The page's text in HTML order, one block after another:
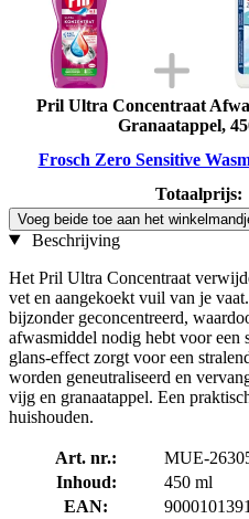
Pril Ultra Concentraat
Granaatappel,
Frosch Zero Sensitive
Totaalprijs:
Voeg beide toe aan het
Beschrijving
Het Pril Ultra Concentraat
vet en aangekoekt vuil van je
bijzonder geconcentreerd,
afwasmiddel nodig hebt voor een
glans-effect zorgt voor een
worden geneutraliseerd en
vijg en granaatappel. Een
huishouden.
Art. nr.:
MUE-
Inhoud:
450 ml
EAN: